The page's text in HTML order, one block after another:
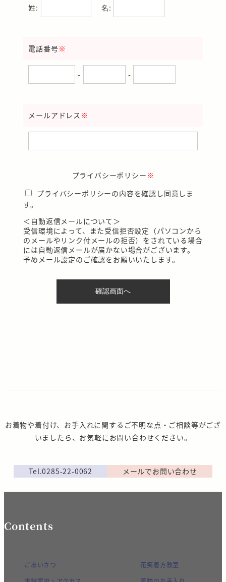
姓: 名:
電話番号※
- -
メールアドレス ※
プライバシーポリシー ※
プライバシーポリシーの内容を確認し同意しま
す。
＜自動返信メールについて＞
受信環境によって、また受信拒否設定（パソコンから
のメールやリンク付メールの拒否）をされている場合
には自動返信メールが届かない場合がございます。
予めメール設定のご確認をお願いいたします。
お着物や着付け、お手入れに関するご不明な点・ご相談等がござ
いましたら、お気軽にお問い合わせください。
Tel.0285-22-0062 メールでお問い合わせ
Contents
ごあいさつ
花笑着方教室